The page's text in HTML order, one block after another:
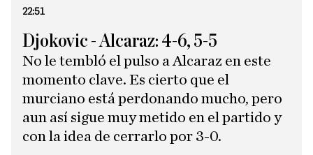
22:51
Djokovic - Alcaraz: 4-6, 5-5
No le tembló el pulso a Alcaraz en este
momento clave. Es cierto que el
murciano está perdonando mucho, pero
aun así sigue muy metido en el partido y
con la idea de cerrarlo por 3-0.